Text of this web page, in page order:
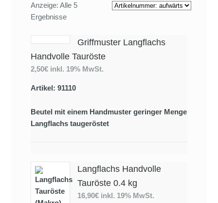
Anzeige: Alle 5
Ergebnisse
Griffmuster Langflachs
Handvolle Tauröste
2,50€ inkl. 19% MwSt.
Artikel: 91110
Beutel mit einem Handmuster geringer Menge
Langflachs taugeröstet
Langflachs Handvolle
Tauröste 0.4 kg
16,90€ inkl. 19% MwSt.